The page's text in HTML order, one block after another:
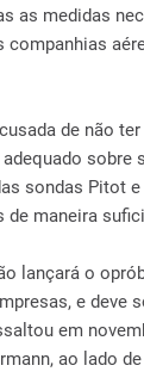
as medidas
companhias
de não
sobre
sondas Pitot
de maneira
lançará o
e deve
em
ao lado